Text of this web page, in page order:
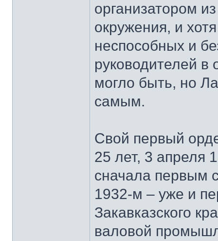
организатором
окружения, и
неспособных и
руководителей в
могло быть, но
самым.
Свой первый
25 лет, 3 апреля
сначала первым
1932-м – уже и
Закавказского
валовой